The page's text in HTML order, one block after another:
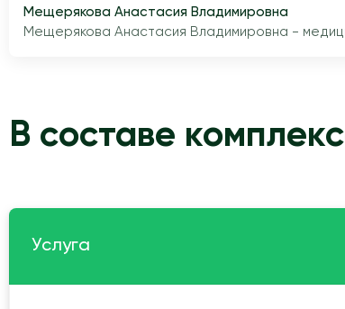
Мещерякова Анастасия Владимировна
Мещерякова Анастасия Владимировна -
В составе
Услуга